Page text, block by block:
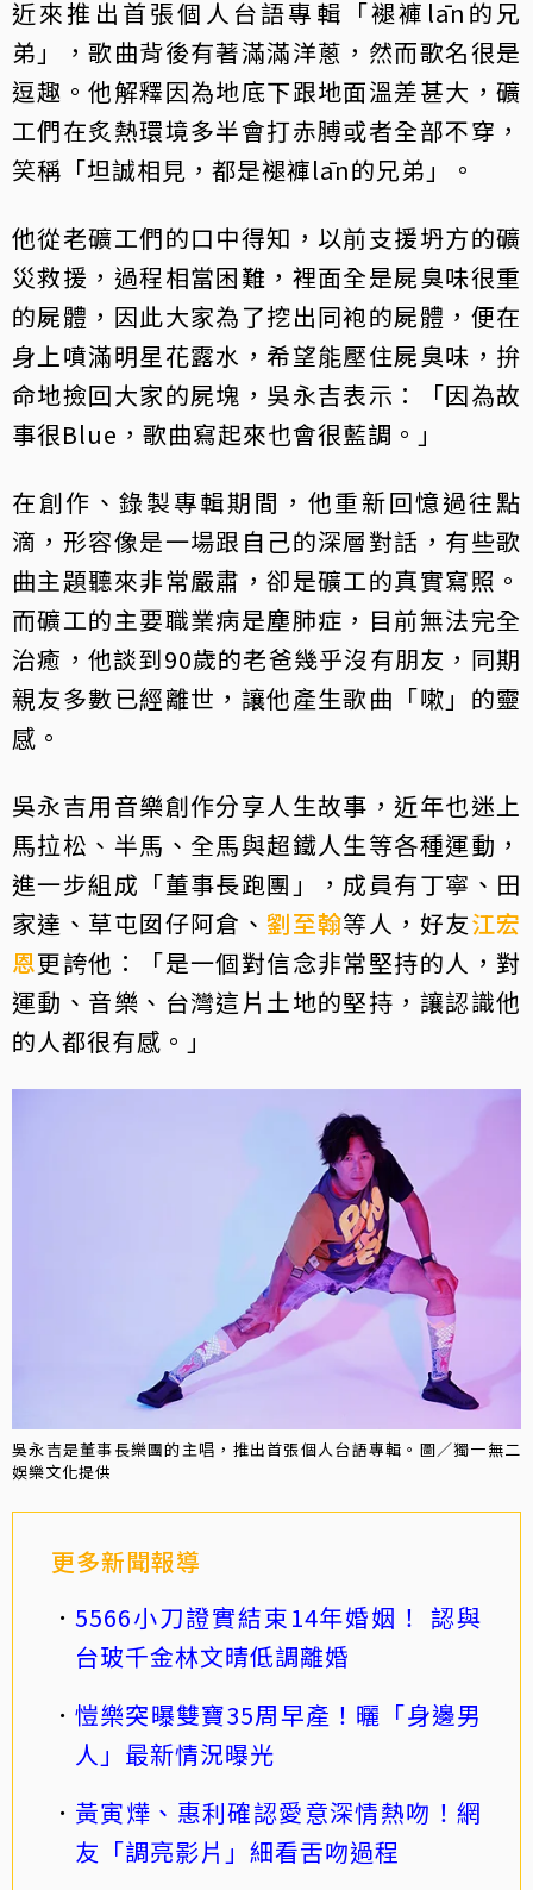
近來推出首張個人台語專輯「褪褲lān的兄
弟」，歌曲背後有著滿滿洋蔥，然而歌名很是
逗趣。他解釋因為地底下跟地面溫差甚大，礦
工們在炙熱環境多半會打赤膊或者全部不穿，
笑稱「坦誠相見，都是褪褲lān的兄弟」。
他從老礦工們的口中得知，以前支援坍方的礦
災救援，過程相當困難，裡面全是屍臭味很重
的屍體，因此大家為了挖出同袍的屍體，便在
身上噴滿明星花露水，希望能壓住屍臭味，拚
命地撿回大家的屍塊，吳永吉表示：「因為故
事很Blue，歌曲寫起來也會很藍調。」
在創作、錄製專輯期間，他重新回憶過往點
滴，形容像是一場跟自己的深層對話，有些歌
曲主題聽來非常嚴肅，卻是礦工的真實寫照。
而礦工的主要職業病是塵肺症，目前無法完全
治癒，他談到90歲的老爸幾乎沒有朋友，同期
親友多數已經離世，讓他產生歌曲「嗽」的靈
感。
吳永吉用音樂創作分享人生故事，近年也迷上
馬拉松、半馬、全馬與超鐵人生等各種運動，
進一步組成「董事長跑團」，成員有丁寧、田
家達、草屯囡仔阿倉、劉至翰等人，好友江宏
恩更誇他：「是一個對信念非常堅持的人，對
運動、音樂、台灣這片土地的堅持，讓認識他
的人都很有感。」
吳永吉是董事長樂團的主唱，推出首張個人台語專輯。圖／獨一無二
娛樂文化提供
更多新聞報導
5566小刀證實結束14年婚姻！ 認與
台玻千金林文晴低調離婚
愷樂突曝雙寶35周早產！曬「身邊男
人」最新情況曝光
黃寅燁、惠利確認愛意深情熱吻！網
友「調亮影片」細看舌吻過程